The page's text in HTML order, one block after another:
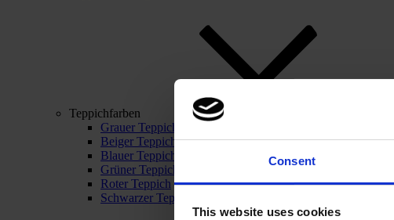
Consent
This website uses cookies
Teppichfarben
Grauer Teppich
Beiger Teppich
Blauer Teppich
Grüner Teppich
Roter Teppich
Schwarzer Teppich